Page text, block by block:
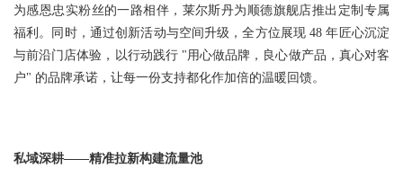
为感恩忠实粉丝的一路相伴，莱尔斯丹为顺德旗舰店推出定制专属
福利。同时，通过创新活动与空间升级，全方位展现 48 年匠心沉淀
与前沿门店体验，以行动践行 "用心做品牌，良心做产品，真心对客
户" 的品牌承诺，让每一份支持都化作加倍的温暖回馈。
私域深耕——精准拉新构建流量池